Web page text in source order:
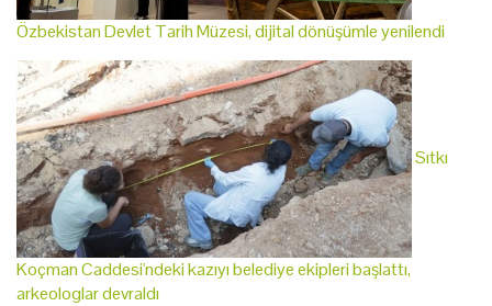
Özbekistan Devlet Tarih Müzesi, dijital dönüşümle yenilendi
Sıtkı
Koçman Caddesi'ndeki kazıyı belediye ekipleri başlattı,
arkeologlar devraldı